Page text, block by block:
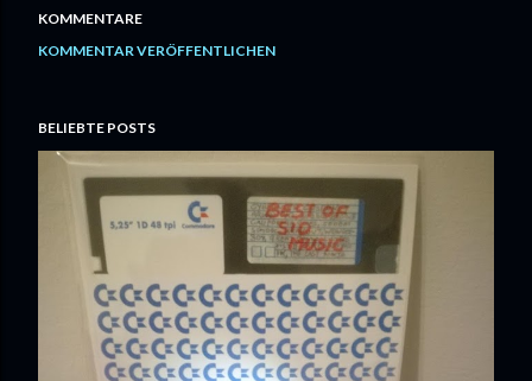
KOMMENTARE
KOMMENTAR VERÖFFENTLICHEN
BELIEBTE POSTS